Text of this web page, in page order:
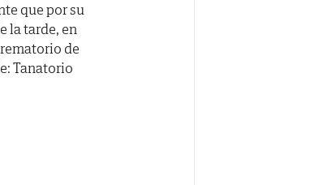
que por su
la tarde, en
de
Tanatorio